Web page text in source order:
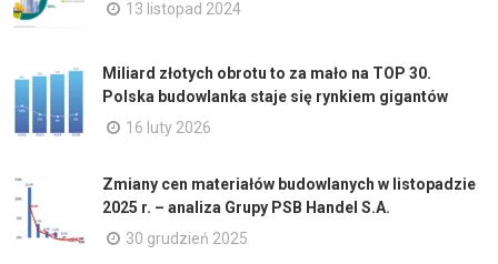
13 listopad 2024
Miliard złotych obrotu to za mało na TOP 30.
Polska budowlanka staje się rynkiem gigantów
16 luty 2026
Zmiany cen materiałów budowlanych w listopadzie
2025 r. – analiza Grupy PSB Handel S.A.
30 grudzień 2025